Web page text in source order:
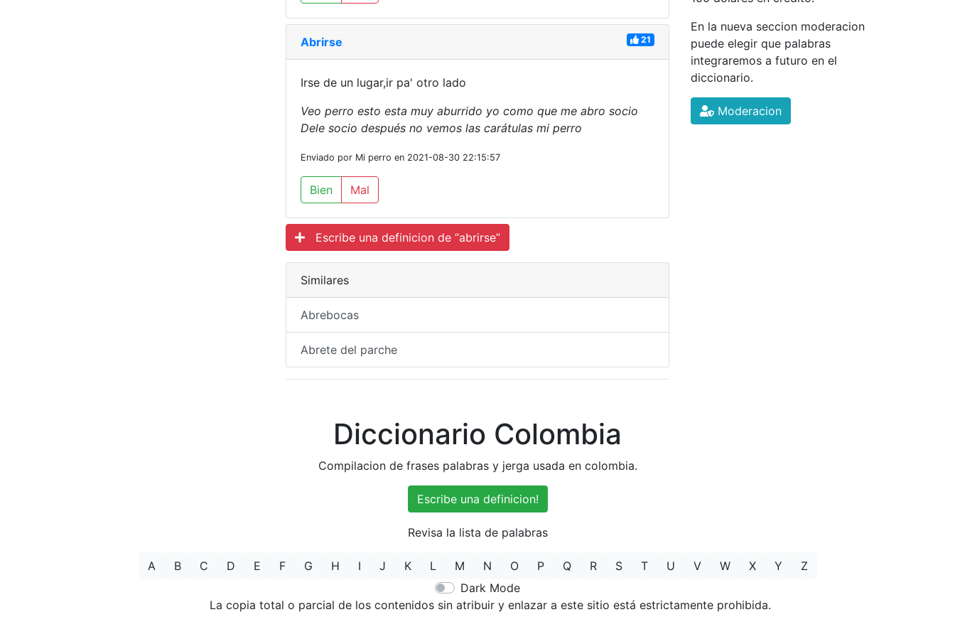
Abrirse 21
Irse de un lugar,ir pa' otro lado
Veo perro esto esta muy aburrido yo como que me abro socio
Dele socio después no vemos las carátulas mi perro
Enviado por Mi perro en 2021-08-30 22:15:57
Bien Mal
Escribe una definicion de “abrirse”
Similares
Abrebocas
Abrete del parche
En la nueva seccion moderacion
puede elegir que palabras
integraremos a futuro en el
diccionario.
Moderacion
Diccionario Colombia
Compilacion de frases palabras y jerga usada en colombia.
Escribe una definicion!
Revisa la lista de palabras
A B C D E F G H I J K L M N O P Q R S T U V W X Y
Z
Dark Mode
La copia total o parcial de los contenidos sin atribuir y enlazar a este sitio está estrictamente prohibida.